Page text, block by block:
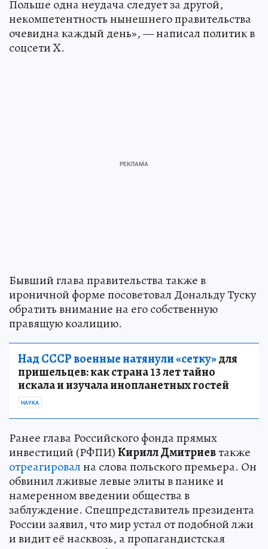
Польше одна неудача следует за другой,
некомпетентность нынешнего правительства
очевидна каждый день», — написал политик в
соцсети X.
Бывший глава правительства также в
ироничной форме посоветовал Дональду Туску
обратить внимание на его собственную
правящую коалицию.
Над СССР военные натянули «сетку»для
пришельцев: как страна 13 лет тайно
искала и изучала инопланетных гостей
НАУКА
Ранее глава Российского фонда прямых
инвестиций (РФПИ)Кирилл Дмитриевтакже
отреагировална слова польского премьера. Он
обвинил лживые левые элиты в панике и
намеренном введении общества в
заблуждение. Спецпредставитель президента
России заявил, что мир устал от подобной лжи
и видит её насквозь, а пропагандистская